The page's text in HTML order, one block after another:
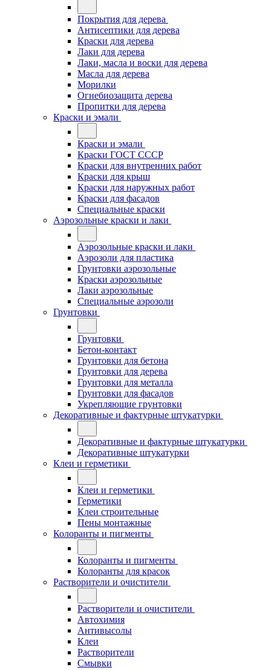
Покрытия для дерева
Антисептики для дерева
Краски для дерева
Лаки для дерева
Лаки, масла и воски для дерева
Масла для дерева
Морилки
Огнебиозащита дерева
Пропитки для дерева
Краски и эмали
Краски и эмали
Краски ГОСТ СССР
Краски для внутренних работ
Краски для крыш
Краски для наружных работ
Краски для фасадов
Специальные краски
Аэрозольные краски и лаки
Аэрозольные краски и лаки
Аэрозоли для пластика
Грунтовки аэрозольные
Краски аэрозольные
Лаки аэрозольные
Специальные аэрозоли
Грунтовки
Грунтовки
Бетон-контакт
Грунтовки для бетона
Грунтовки для дерева
Грунтовки для металла
Грунтовки для фасадов
Укрепляющие грунтовки
Декоративные и фактурные штукатурки
Декоративные и фактурные штукатурки
Декоративные штукатурки
Клеи и герметики
Клеи и герметики
Герметики
Клеи строительные
Пены монтажные
Колоранты и пигменты
Колоранты и пигменты
Колоранты для красок
Растворители и очистители
Растворители и очистители
Автохимия
Антивысолы
Клеи
Растворители
Смывки